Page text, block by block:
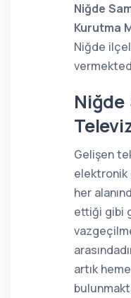
Niğde
Kurutma
Niğde
Niğde
Gelişen
elektronik
her
ettiği gibi
artık